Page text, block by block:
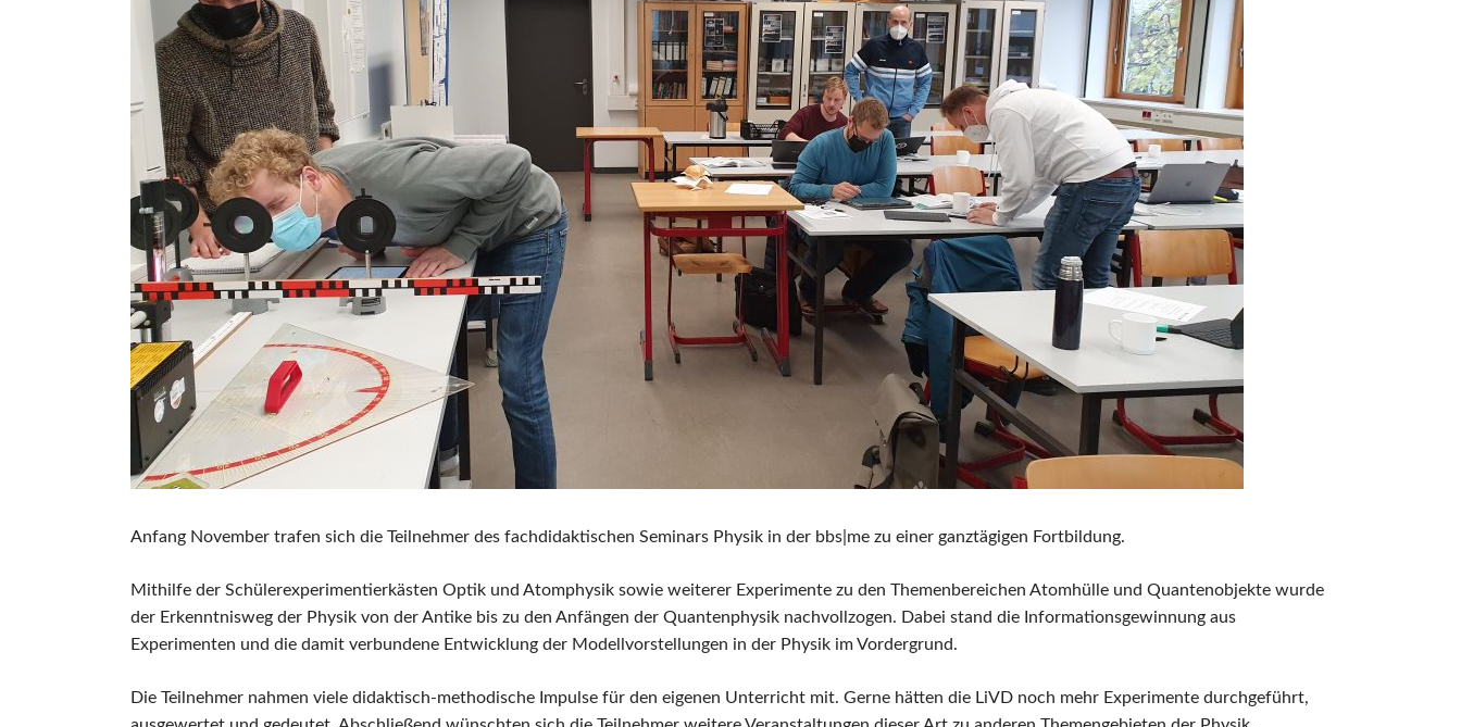
Anfang November trafen sich die Teilnehmer des fachdidaktischen Seminars Physik in der bbs|me zu einer ganztägigen Fortbildung.
Mithilfe der Schülerexperimentierkästen Optik und Atomphysik sowie weiterer Experimente zu den Themenbereichen Atomhülle und Quantenobjekte wurde
der Erkenntnisweg der Physik von der Antike bis zu den Anfängen der Quantenphysik nachvollzogen. Dabei stand die Informationsgewinnung aus
Experimenten und die damit verbundene Entwicklung der Modellvorstellungen in der Physik im Vordergrund.
Die Teilnehmer nahmen viele didaktisch-methodische Impulse für den eigenen Unterricht mit. Gerne hätten die LiVD noch mehr Experimente durchgeführt,